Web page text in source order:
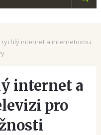
rychlý internet a internetovou
internet a
pro